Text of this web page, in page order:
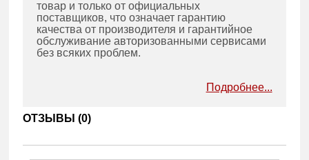
товар и только от официальных
поставщиков, что означает гарантию
качества от производителя и гарантийное
обслуживание авторизованными сервисами
без всяких проблем.
Подробнее...
ОТЗЫВЫ (0)